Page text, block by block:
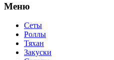
Меню
Сеты
Роллы
Тяхан
Закуски